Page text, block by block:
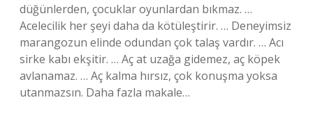
düğünlerden, çocuklar oyunlardan bıkmaz. …
Acelecilik her şeyi daha da kötüleştirir. … Deneyimsiz
marangozun elinde odundan çok talaş vardır. … Acı
sirke kabı ekşitir. … Aç at uzağa gidemez, aç köpek
avlanamaz. … Aç kalma hırsız, çok konuşma yoksa
utanmazsın. Daha fazla makale…